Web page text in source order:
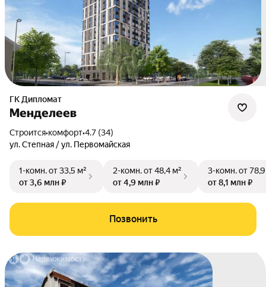
ГК Дипломат
Менделеев
Строится•комфорт•4.7 (34)
ул. Степная / ул. Первомайская
1-комн.от 33,5 м²
от 3,6 млн ₽
2-комн.от 48,4 м²
от 4,9 млн ₽
3-комн.от
от 8,1 млн ₽
Позвонить